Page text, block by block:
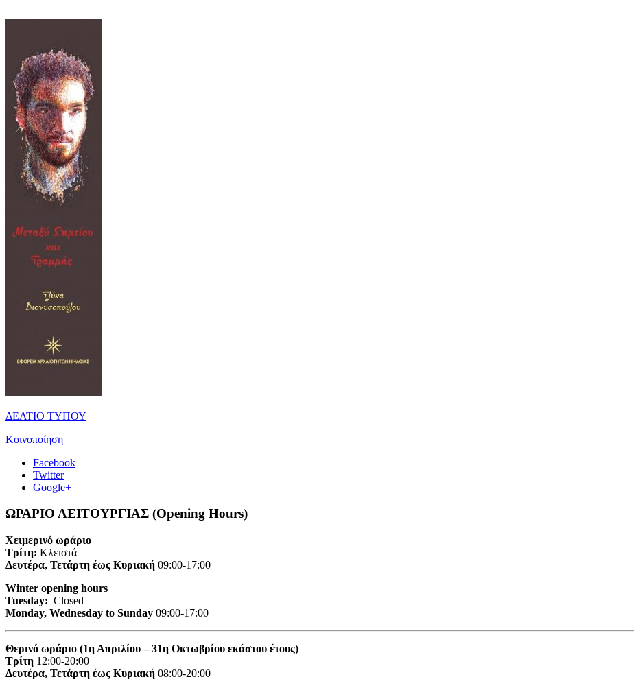
ΔΕΛΤΙΟ ΤΥΠΟΥ
Κοινοποίηση
Facebook
Twitter
Google+
ΩΡΑΡΙΟ ΛΕΙΤΟΥΡΓΙΑΣ (Opening Hours)
Χειμερινό ωράριο
Τρίτη: Κλειστά
Δευτέρα, Τετάρτη έως Κυριακή 09:00-17:00
Winter opening hours
Tuesday: Closed
Monday, Wednesday to Sunday 09:00-17:00
Θερινό ωράριο (1η Απριλίου – 31η Οκτωβρίου εκάστου έτους)
Τρίτη 12:00-20:00
Δευτέρα, Τετάρτη έως Κυριακή 08:00-20:00